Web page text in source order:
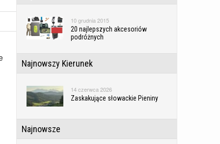
10 grudnia 2015
20 najlepszych akcesoriów
podróżnych
Najnowszy Kierunek
14 czerwca 2026
Zaskakujące słowackie Pieniny
Najnowsze